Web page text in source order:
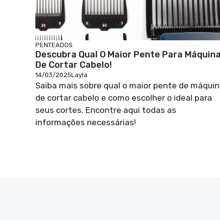
PENTEADOS
Descubra Qual O Maior Pente Para Máquina
De Cortar Cabelo!
14/03/2025Layla
Saiba mais sobre qual o maior pente de
de cortar cabelo e como escolher o ideal para
seus cortes. Encontre aqui todas as
informações necessárias!